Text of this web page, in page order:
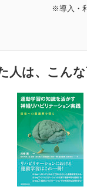
※導入・
人は、こん